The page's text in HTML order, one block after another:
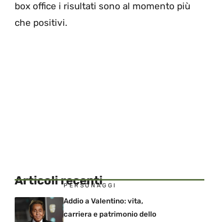
box office i risultati sono al momento più
che positivi.
Articoli recenti
PERSONAGGI
Addio a Valentino: vita,
carriera e patrimonio dello